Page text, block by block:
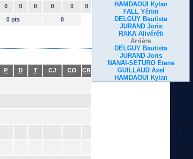
HAMDAOUI Kylan
FALL Yérim
DELGUY Bautista
JURAND Joris
RAKA Alivéréti
Arrière
DELGUY Bautista
JURAND Joris
NANAI-SETURO Etene
GUILLAUD Axel
HAMDAOUI Kylan
0 0 0 0 0
0
0 pts
0
P D T CJ CO CR